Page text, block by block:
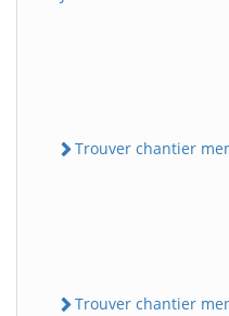
Trouver chantier
Trouver chantier